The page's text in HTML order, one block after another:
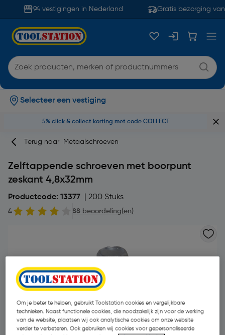
94 vestigingen in Nederland Gratis bezorging
Selecteer een vestiging
5% click & collect korting met code COLLECT
Terug naar Metaalschroeven
Zelftappende schroeven met boorpunt
zeskant 4,8x32mm
Productcode: 13377 | 200 Stuks
4 88 beoordeling(en)
Om je beter te helpen, gebruikt Toolstation cookies en vergelijkbare
technieken. Naast functionele cookies, die noodzakelijk zijn voor de werking
van de website, plaatsen wij ook analytische cookies om onze website
verder te verbeteren. Ook gebruiken wij cookies voor gepersonaliseerde